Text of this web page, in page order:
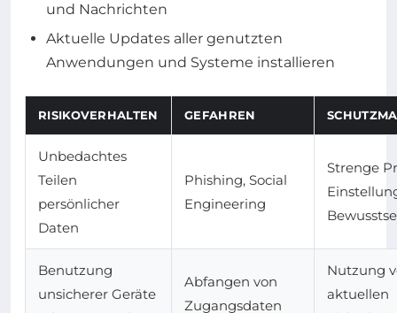
und Nachrichten
Aktuelle Updates aller genutzten
Anwendungen und Systeme installieren
RISIKOVERHALTEN GEFAHREN
Unbedachtes
Teilen
persönlicher
Daten
Phishing, Social
Engineering
Strenge
Benutzung
unsicherer Geräte
Abfangen von
Zugangsdaten
Nutzung
aktuellen